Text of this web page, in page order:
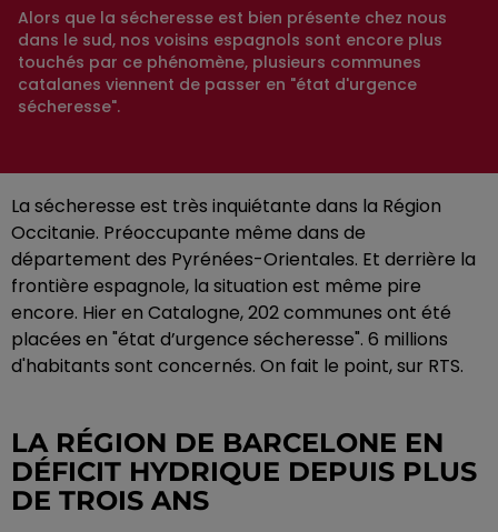
Alors que la sécheresse est bien présente chez nous
dans le sud, nos voisins espagnols sont encore plus
touchés par ce phénomène, plusieurs communes
catalanes viennent de passer en "état d'urgence
sécheresse".
La sécheresse est très inquiétante dans la Région
Occitanie. Préoccupante même dans de
département des Pyrénées-Orientales. Et derrière la
frontière espagnole, la situation est même pire
encore. Hier en Catalogne, 202 communes ont été
placées en "état d’urgence sécheresse". 6 millions
d'habitants sont concernés. On fait le point, sur RTS.
LA RÉGION DE BARCELONE EN
DÉFICIT HYDRIQUE DEPUIS PLUS
DE TROIS ANS